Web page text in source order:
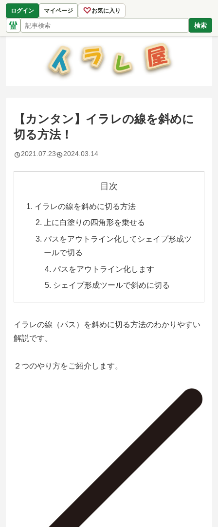
ログイン マイページ ♡お気に入り
検索
【カンタン】イラレの線を斜めに
切る方法！
2021.07.23 2024.03.14
目次
イラレの線を斜めに切る方法
上に白塗りの四角形を乗せる
パスをアウトライン化してシェイプ形成ツ
ールで切る
パスをアウトライン化します
シェイプ形成ツールで斜めに切る
イラレの線（パス）を斜めに切る方法のわかりやすい
解説です。
２つのやり方をご紹介します。